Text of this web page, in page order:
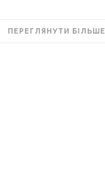
ПЕРЕГЛЯНУТИ БІЛЬШЕ